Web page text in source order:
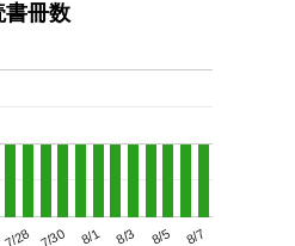
書冊数
7/28 7/30 8/1 8/3 8/5 8/7